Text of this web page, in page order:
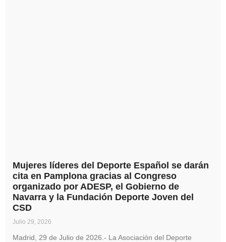
Mujeres líderes del Deporte Español se darán
cita en Pamplona gracias al Congreso
organizado por ADESP, el Gobierno de
Navarra y la Fundación Deporte Joven del
CSD
Julio 29, 2026
Madrid, 29 de Julio de 2026.- La Asociación del Deporte